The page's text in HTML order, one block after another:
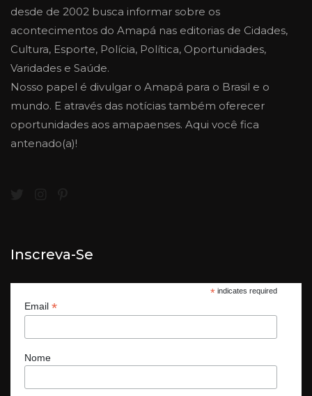
desde de 2002 busca informar sobre os
acontecimentos do Amapá nas editorias de Cidades,
Cultura, Esporte, Polícia, Política, Oportunidades,
Varidades e Saúde.
Nosso papel é divulgar o Amapá para o Brasil e o
mundo. E através das notícias também oferecer
oportunidades aos amapaenses. Aqui você fica
antenado(a)!
Inscreva-Se
*indicates required
Email *
Nome